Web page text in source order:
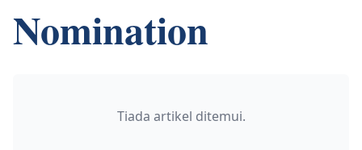
Nomination
Tiada artikel ditemui.